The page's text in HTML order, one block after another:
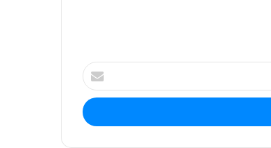
Entrez
votre
adresse
Email